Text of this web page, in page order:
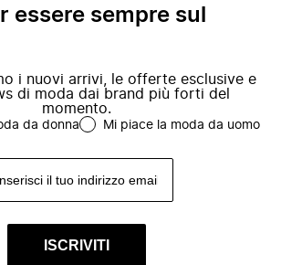
essere sempre sul
i nuovi arrivi, le offerte esclusive e
di moda dai brand più forti del
momento.
da donna Mi piace la moda da uomo
ISCRIVITI